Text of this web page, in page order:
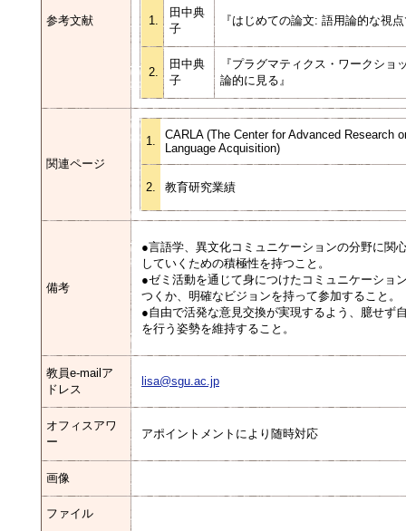
参考文献 1.
田中典
子
『はじめての論文: 語用論的な視
2.
田中典
子
『プラグマティクス・ワークシ
論的に見る』
関連ページ
1.
CARLA (The Center for Advanced Research
Language Acquisition)
2. 教育研究業績
備考
●言語学、異文化コミュニケーションの分野に関
していくための積極性を持つこと。
●ゼミ活動を通じて身につけたコミュニケーショ
つくか、明確なビジョンを持って参加すること。
●自由で活発な意見交換が実現するよう、臆せず
を行う姿勢を維持すること。
教員e-mailア
ドレス
lisa@sgu.ac.jp
オフィスアワ
ー
アポイントメントにより随時対応
画像
ファイル